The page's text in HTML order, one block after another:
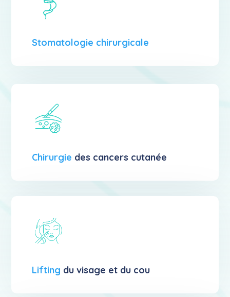
Stomatologie chirurgicale
Chirurgie des cancers cutanée
Lifting du visage et du cou